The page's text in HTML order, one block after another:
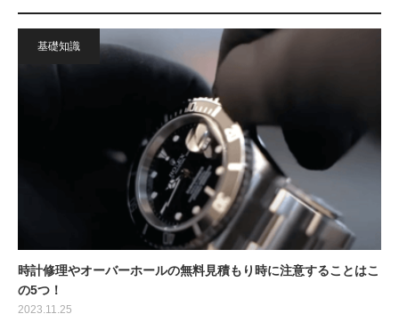
基礎知識
時計修理やオーバーホールの無料見積もり時に注意することはこ
の5つ！
2023.11.25